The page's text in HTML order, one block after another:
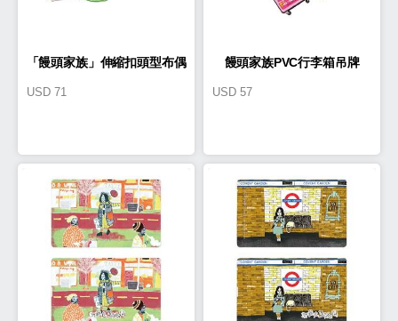
「饅頭家族」伸縮扣頭型布偶
USD 71
饅頭家族PVC行李箱吊牌
USD 57